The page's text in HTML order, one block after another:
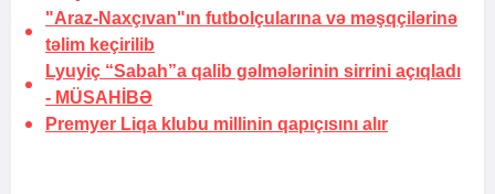
"Araz-Naxçıvan"ın futbolçularına və məşqçilərinə
təlim keçirilib
Lyuyiç “Sabah”a qalib gəlmələrinin sirrini açıqladı
- MÜSAHİBƏ
Premyer Liqa klubu millinin qapıçısını alır